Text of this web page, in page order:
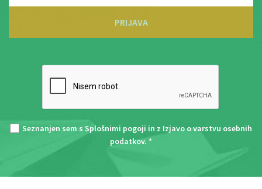
PRIJAVA
Seznanjen sem s Splošnimi pogoji in z Izjavo o varstvu osebnih
podatkov. *